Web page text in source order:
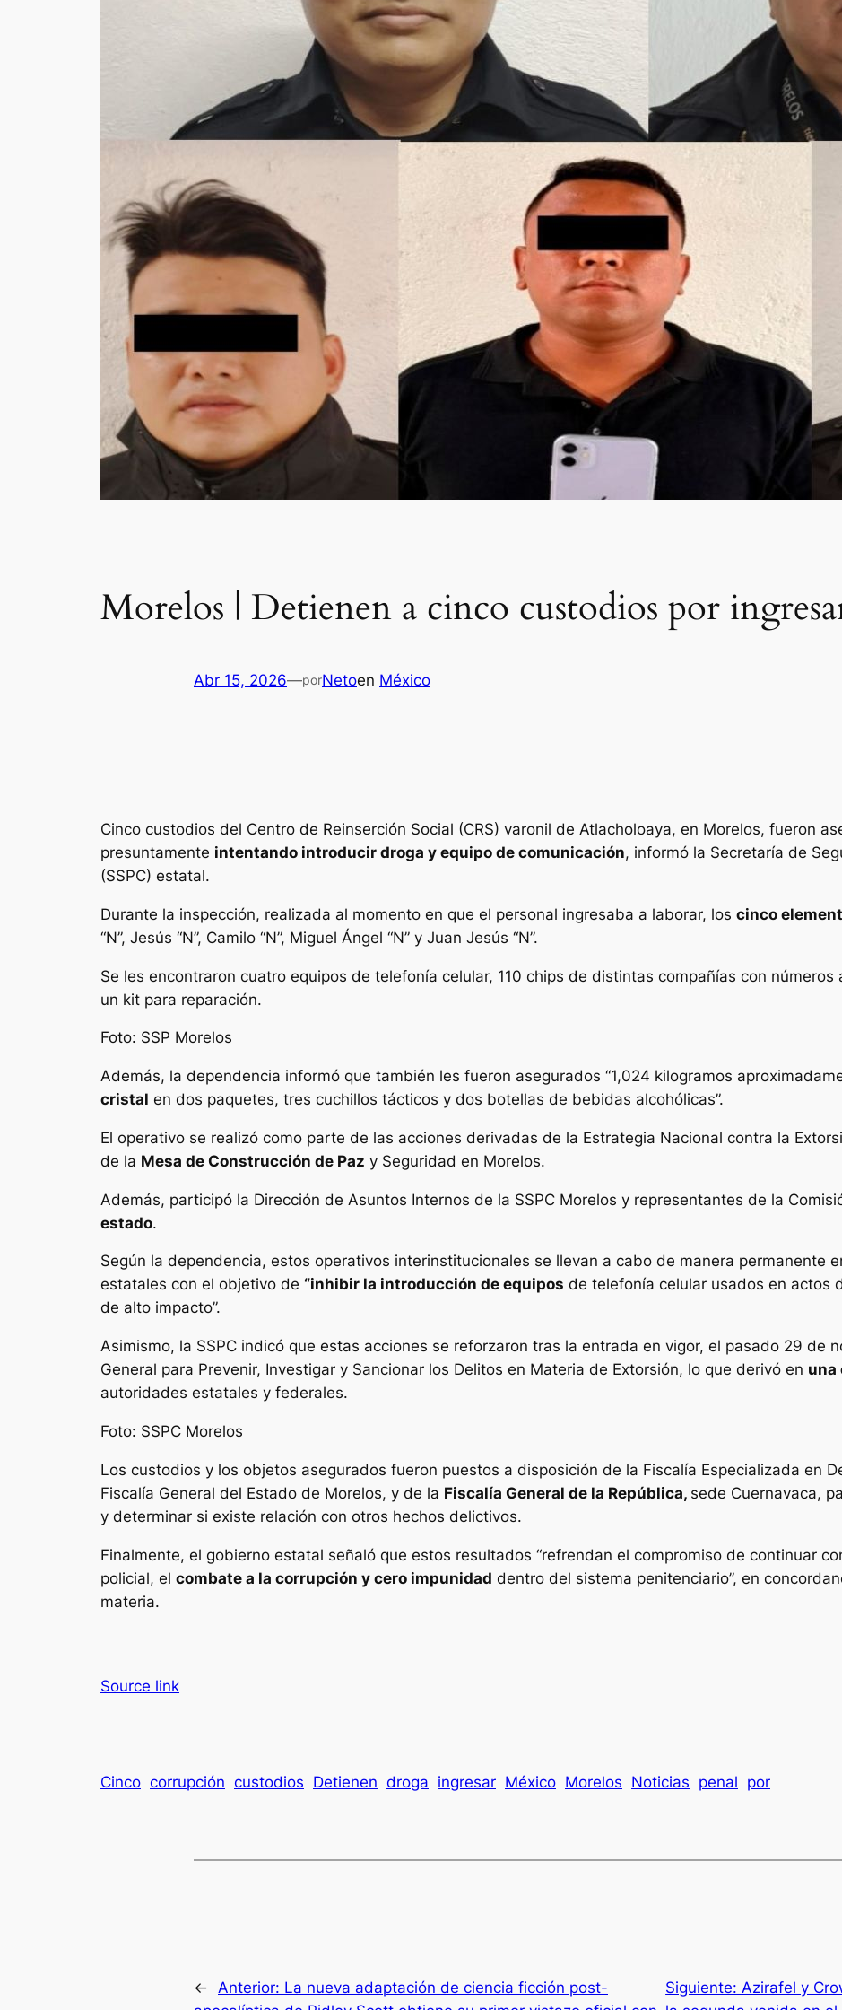
Morelos | Detienen a cinco custodios por
Abr 15, 2026—porNetoen México
Cinco custodios del Centro de Reinserción Social (CRS) varonil de Atlacholoaya, en Morelos, fueron
presuntamente intentando introducir droga y equipo de comunicación, informó la Secretaría de
(SSPC) estatal.
Durante la inspección, realizada al momento en que el personal ingresaba a laborar, los cinco
“N”, Jesús “N”, Camilo “N”, Miguel Ángel “N” y Juan Jesús “N”.
Se les encontraron cuatro equipos de telefonía celular, 110 chips de distintas compañías con
un kit para reparación.
Foto: SSP Morelos
Además, la dependencia informó que también les fueron asegurados “1,024 kilogramos
cristal en dos paquetes, tres cuchillos tácticos y dos botellas de bebidas alcohólicas”.
El operativo se realizó como parte de las acciones derivadas de la Estrategia Nacional contra la
de la Mesa de Construcción de Paz y Seguridad en Morelos.
Además, participó la Dirección de Asuntos Internos de la SSPC Morelos y representantes de la
estado.
Según la dependencia, estos operativos interinstitucionales se llevan a cabo de manera permanente
estatales con el objetivo de “inhibir la introducción de equipos de telefonía celular usados en actos
de alto impacto”.
Asimismo, la SSPC indicó que estas acciones se reforzaron tras la entrada en vigor, el pasado 29 de
General para Prevenir, Investigar y Sancionar los Delitos en Materia de Extorsión, lo que derivó en una
autoridades estatales y federales.
Foto: SSPC Morelos
Los custodios y los objetos asegurados fueron puestos a disposición de la Fiscalía Especializada en
Fiscalía General del Estado de Morelos, y de la Fiscalía General de la República, sede Cuernavaca,
y determinar si existe relación con otros hechos delictivos.
Finalmente, el gobierno estatal señaló que estos resultados “refrendan el compromiso de continuar
policial, el combate a la corrupción y cero impunidad dentro del sistema penitenciario”, en
materia.
Source link
Cinco corrupción custodios Detienen droga ingresar México Morelos Noticias penal por
← Anterior: La nueva adaptación de ciencia ficción post-
Siguiente: Azirafel y